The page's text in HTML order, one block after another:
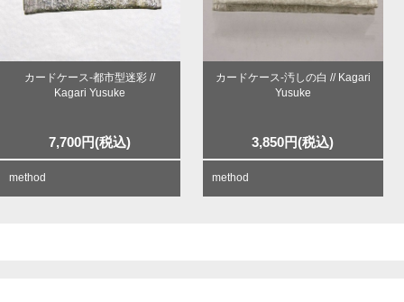
カードケース-都市型迷彩 //
Kagari Yusuke
7,700円(税込)
method
カードケース-汚しの白 // Kagari
Yusuke
3,850円(税込)
method